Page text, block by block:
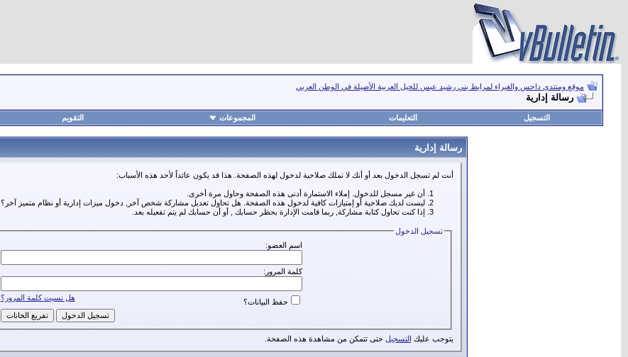
موقع ومنتدى داحس والغبراء لمرابط بني رشيد عبس للخيل العربية الأصيلة في الوطن العربي
رسالة إدارية
التسجيل التعليمات المجموعات التقويم
رسالة إدارية
أنت لم تسجل الدخول بعد أو أنك لا تملك صلاحية لدخول لهذه الصفحة. هذا قد يكون عائداً لأحد هذه الأسباب:
أن غير مسجل للدخول. إملاء الاستمارة أدنى هذه الصفحة وحاول مرة أخرى.
ليست لديك صلاحية أو إمتيازات كافية لدخول هذه الصفحة. هل تحاول تعديل مشاركة شخص آخر, دخول ميزات إدارية أو نظام متميز آخر؟
إذا كنت تحاول كتابة مشاركة, ربما قامت الإدارة بحظر حسابك , أو أن حسابك لم يتم تفعيله بعد.
تسجيل الدخول
اسم العضو:
كلمة المرور:
هل نسيت كلمة المرور؟ حفظ البيانات؟
يتوجب عليك التسجيل حتى تتمكن من مشاهدة هذه الصفحة.